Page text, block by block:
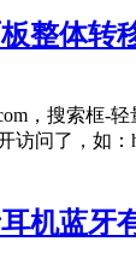
整体转
，搜索框-
访问了，如
机蓝牙